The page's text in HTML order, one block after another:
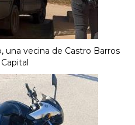
una vecina de Castro Barros